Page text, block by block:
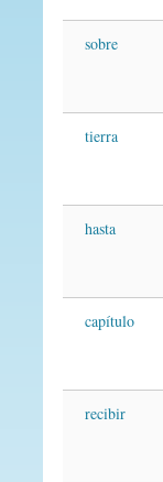
sobre
tierra
hasta
capítulo
recibir